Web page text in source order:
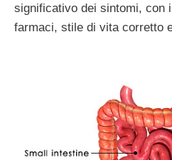
significativo dei sintomi, con
farmaci, stile di vita corretto